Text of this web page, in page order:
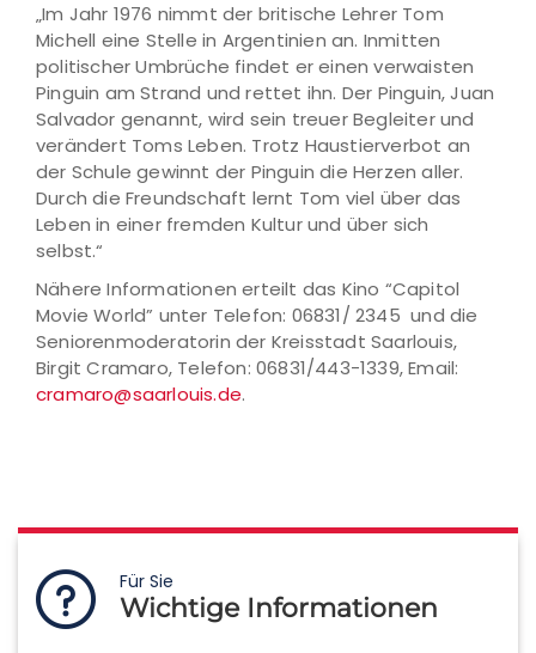
„Im Jahr 1976 nimmt der britische Lehrer Tom
Michell eine Stelle in Argentinien an. Inmitten
politischer Umbrüche findet er einen verwaisten
Pinguin am Strand und rettet ihn. Der Pinguin, Juan
Salvador genannt, wird sein treuer Begleiter und
verändert Toms Leben. Trotz Haustierverbot an
der Schule gewinnt der Pinguin die Herzen aller.
Durch die Freundschaft lernt Tom viel über das
Leben in einer fremden Kultur und über sich
selbst.“
Nähere Informationen erteilt das Kino “Capitol
Movie World” unter Telefon: 06831/ 2345 und die
Seniorenmoderatorin der Kreisstadt Saarlouis,
Birgit Cramaro, Telefon: 06831/443-1339, Email:
cramaro@saarlouis.de.
Für Sie
Wichtige Informationen